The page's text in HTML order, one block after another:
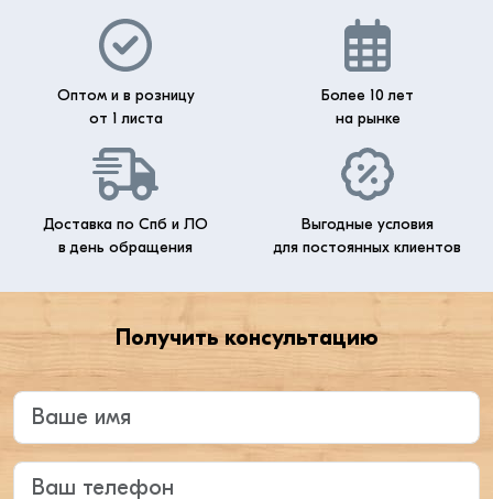
Оптом и в розницу
от 1 листа
Более 10 лет
на рынке
Доставка по Спб и ЛО
в день обращения
Выгодные условия
для постоянных клиентов
Получить консультацию
Введите ваше имя
Ваш телефон